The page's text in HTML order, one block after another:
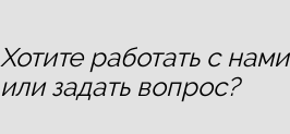
Хотите работать с нами
или задать вопрос?